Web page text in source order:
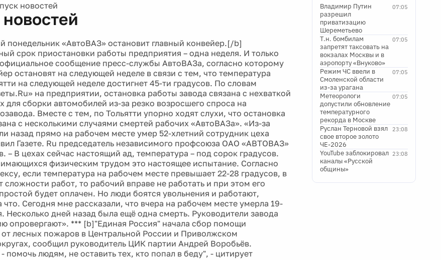
новостей
понедельник «АвтоВАЗ» остановит главный конвейер.[/b]
срок приостановки работы предприятия – одна неделя. И только
сообщение пресс-службы АвтоВАЗа, согласно которому
остановят на следующей неделе в связи с тем, что температура
на следующей неделе достигнет 45-ти градусов. По словам
на предприятии, остановка работы завода связана с нехваткой
для сборки автомобилей из-за резко возросшего спроса на
Вместе с тем, по Тольятти упорно ходят слухи, что остановка
с несколькими случаями смертей рабочих «АвтоВАЗа». «Из-за
назад прямо на рабочем месте умер 52-хлетний сотрудник цеха
Газете. Ru председатель независимого профсоюза ОАО «АВТОВАЗ»
– В цехах сейчас настоящий ад, температура – под сорок градусов.
физическим трудом это настоящее испытание. Согласно
если температура на рабочем месте превышает 22-28 градусов, в
сложности работ, то рабочий вправе не работать и при этом его
будет оплачен. Но люди боятся увольнения и работают,
что. Сегодня мне рассказали, что вчера на рабочем месте умерла 19-
Несколько дней назад была ещё одна смерть. Руководители завода
опровергают». *** [b]"Единая Россия" начала сбор помощи
лесных пожаров в Центральной России и Приволжском
сообщил руководитель ЦИК партии Андрей Воробьёв.
помочь людям, не оставить тех, кто попал в беду", - цитирует
07:05
Владимир Путин
разрешил
приватизацию
Шереметьево
07:05
Т.н. бомбилам
запретят таксовать на
вокзалах Москвы и в
аэропорту «Внуково»
07:05
Режим ЧС ввели в
Смоленской области
из-за урагана
07:05
Метеорологи
допустили обновление
температурного
рекорда в Москве
23:08
Руслан Терновой взял
свое второе золото
ЧЕ-2026
23:08
YouTube заблокировал
каналы «Русской
общины»